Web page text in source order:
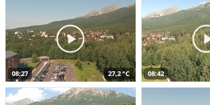
08:27 27,2 °C 08:42